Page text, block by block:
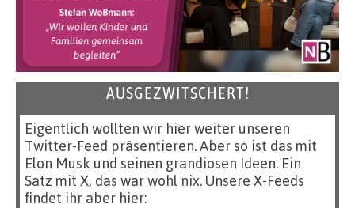
AUSGEZWITSCHERT!
Eigentlich wollten wir hier weiter unseren
Twitter-Feed präsentieren. Aber so ist das mit
Elon Musk und seinen grandiosen Ideen. Ein
Satz mit X, das war wohl nix. Unsere X-Feeds
findet ihr aber hier: